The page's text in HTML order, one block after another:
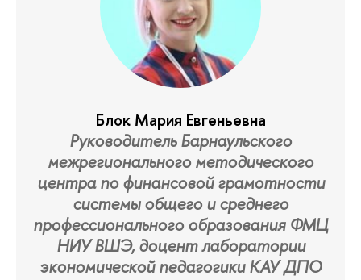
Блок Мария Евгеньевна
Руководитель Барнаульского
межрегионального методического
центра по финансовой грамотности
системы общего и среднего
профессионального образования ФМЦ
НИУ ВШЭ, доцент лаборатории
экономической педагогики КАУ ДПО